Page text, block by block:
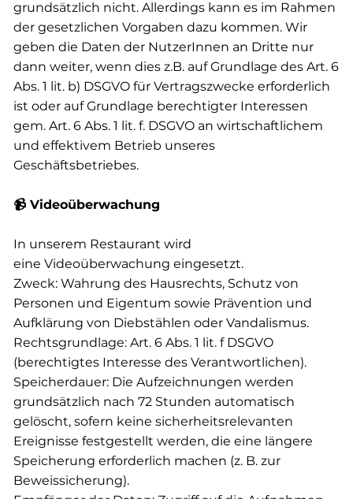
grundsätzlich nicht. Allerdings kann es im Rahmen
der gesetzlichen Vorgaben dazu kommen. Wir
geben die Daten der NutzerInnen an Dritte nur
dann weiter, wenn dies z.B. auf Grundlage des Art. 6
Abs. 1 lit. b) DSGVO für Vertragszwecke erforderlich
ist oder auf Grundlage berechtigter Interessen
gem. Art. 6 Abs. 1 lit. f. DSGVO an wirtschaftlichem
und effektivem Betrieb unseres
Geschäftsbetriebes.
📹 Videoüberwachung
In unserem Restaurant wird
eine Videoüberwachung eingesetzt.
Zweck: Wahrung des Hausrechts, Schutz von
Personen und Eigentum sowie Prävention und
Aufklärung von Diebstählen oder Vandalismus.
Rechtsgrundlage: Art. 6 Abs. 1 lit. f DSGVO
(berechtigtes Interesse des Verantwortlichen).
Speicherdauer: Die Aufzeichnungen werden
grundsätzlich nach 72 Stunden automatisch
gelöscht, sofern keine sicherheitsrelevanten
Ereignisse festgestellt werden, die eine längere
Speicherung erforderlich machen (z. B. zur
Beweissicherung).